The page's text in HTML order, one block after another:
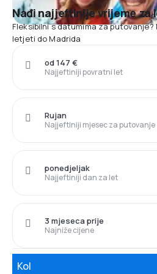
Nađi najjeftinije vrijeme za
Fleksibilni s datumima za
letjeti do Madrida
Najjeftiniji povratni let
od 147 €
Najjeftiniji mjesec za putovanje
Rujan
Najjeftiniji dan za let
ponedjeljak
Najniže cijene
3 mjeseca prije
Kol